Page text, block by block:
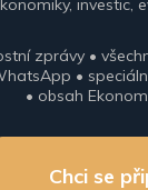
investic,
zprávy •
•
• obsah
Chci se